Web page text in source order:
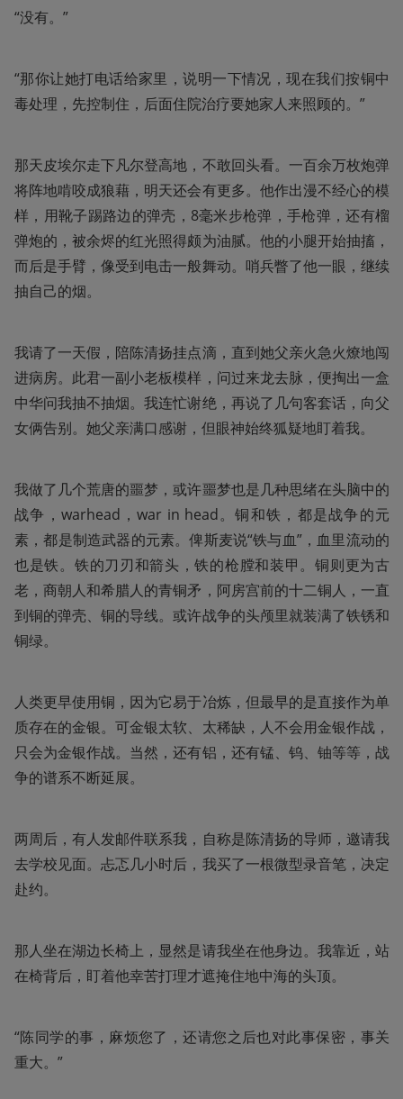
“没有。”
“那你让她打电话给家里，说明一下情况，现在我们按铜中
毒处理，先控制住，后面住院治疗要她家人来照顾的。”
那天皮埃尔走下凡尔登高地，不敢回头看。一百余万枚炮弹
将阵地啃咬成狼藉，明天还会有更多。他作出漫不经心的模
样，用靴子踢路边的弹壳，8毫米步枪弹，手枪弹，还有榴
弹炮的，被余烬的红光照得颇为油腻。他的小腿开始抽搐，
而后是手臂，像受到电击一般舞动。哨兵瞥了他一眼，继续
抽自己的烟。
我请了一天假，陪陈清扬挂点滴，直到她父亲火急火燎地闯
进病房。此君一副小老板模样，问过来龙去脉，便掏出一盒
中华问我抽不抽烟。我连忙谢绝，再说了几句客套话，向父
女俩告别。她父亲满口感谢，但眼神始终狐疑地盯着我。
我做了几个荒唐的噩梦，或许噩梦也是几种思绪在头脑中的
战争，warhead，war in head。铜和铁，都是战争的元
素，都是制造武器的元素。俾斯麦说“铁与血”，血里流动的
也是铁。铁的刀刃和箭头，铁的枪膛和装甲。铜则更为古
老，商朝人和希腊人的青铜矛，阿房宫前的十二铜人，一直
到铜的弹壳、铜的导线。或许战争的头颅里就装满了铁锈和
铜绿。
人类更早使用铜，因为它易于冶炼，但最早的是直接作为单
质存在的金银。可金银太软、太稀缺，人不会用金银作战，
只会为金银作战。当然，还有铝，还有锰、钨、铀等等，战
争的谱系不断延展。
两周后，有人发邮件联系我，自称是陈清扬的导师，邀请我
去学校见面。忐忑几小时后，我买了一根微型录音笔，决定
赴约。
那人坐在湖边长椅上，显然是请我坐在他身边。我靠近，站
在椅背后，盯着他幸苦打理才遮掩住地中海的头顶。
“陈同学的事，麻烦您了，还请您之后也对此事保密，事关
重大。”